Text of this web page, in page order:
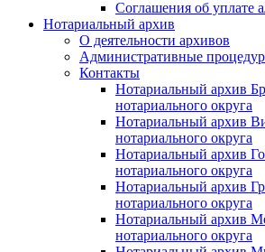
Соглашения об уплате
Нотариальный архив
О деятельности архивов
Административные
Контакты
Нотариальный архив
нотариального округа
Нотариальный архив
нотариального округа
Нотариальный архив
нотариального округа
Нотариальный архив
нотариального округа
Нотариальный архив
нотариального округа